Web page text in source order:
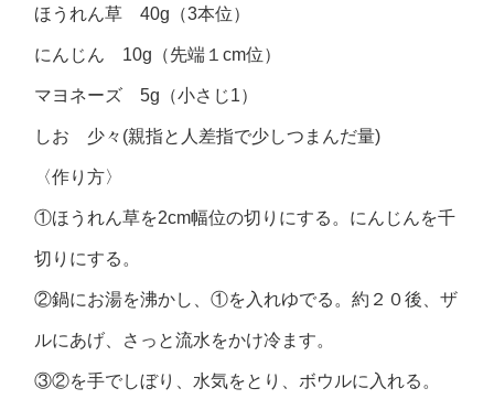
ほうれん草 40g（3本位）
にんじん 10g（先端１cm位）
マヨネーズ 5g（小さじ1）
しお 少々(親指と人差指で少しつまんだ量)
〈作り方〉
①ほうれん草を2cm幅位の切りにする。にんじんを千
切りにする。
②鍋にお湯を沸かし、①を入れゆでる。約２０後、ザ
ルにあげ、さっと流水をかけ冷ます。
③②を手でしぼり、水気をとり、ボウルに入れる。